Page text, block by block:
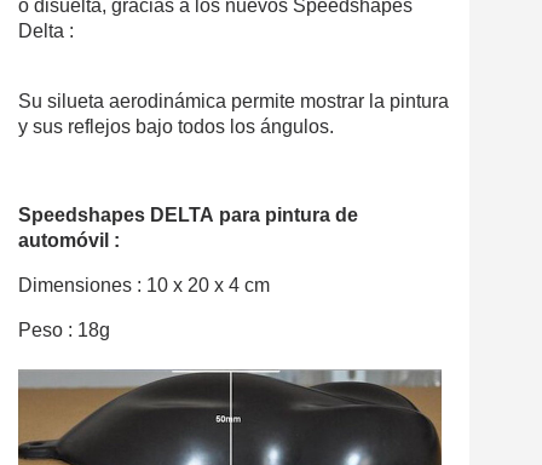
o disuelta, gracias a los nuevos Speedshapes
Delta :
Su silueta aerodinámica permite mostrar la pintura
y sus reflejos bajo todos los ángulos.
Speedshapes DELTA para pintura de
automóvil :
Dimensiones : 10 x 20 x 4 cm
Peso : 18g